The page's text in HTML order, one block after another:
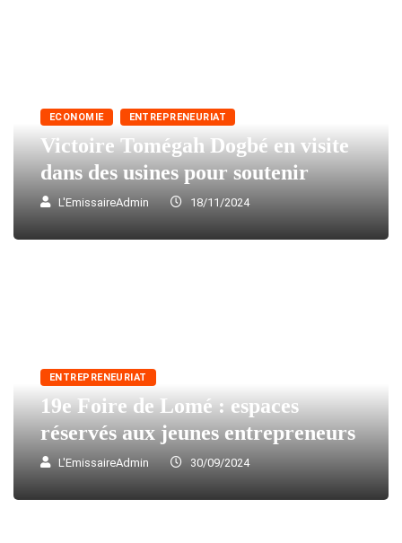
ECONOMIE ENTREPRENEURIAT
Victoire Tomégah Dogbé en visite
dans des usines pour soutenir
L'EmissaireAdmin 18/11/2024
ENTREPRENEURIAT
19e Foire de Lomé : espaces
réservés aux jeunes entrepreneurs
L'EmissaireAdmin 30/09/2024